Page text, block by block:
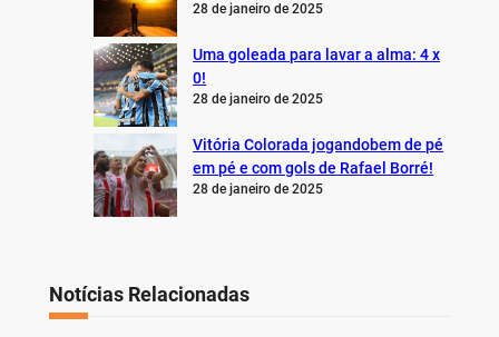
28 de janeiro de 2025
Uma goleada para lavar a alma: 4 x
0!
28 de janeiro de 2025
Vitória Colorada jogandobem de pé
em pé e com gols de Rafael Borré!
28 de janeiro de 2025
Notícias Relacionadas